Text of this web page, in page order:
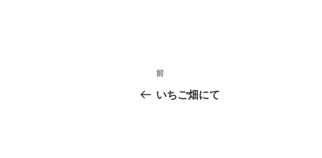
投
稿
過
の
前
いちご畑にて